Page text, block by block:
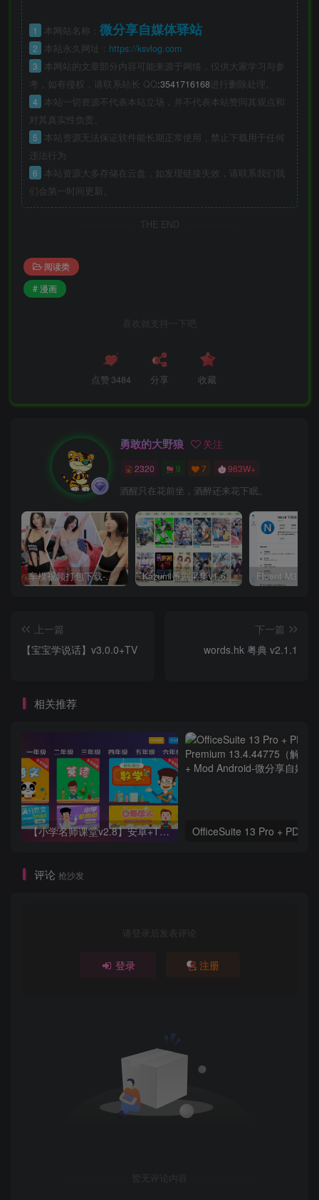
1 本网站名称： 微分享自媒体驿站
2 本站永久网址： https://ksvlog.com
3
本网站的文章部分内容可能来源于网络，仅供大家学习与参
考，如有侵权，请联系站长 QQ:3541716168进行删除处理。
4
本站一切资源不代表本站立场，并不代表本站赞同其观点和
对其真实性负责。
5
本站资源无法保证软件能长期正常使用，禁止下载用于任何
违法行为
6
本站资源大多存储在云盘，如发现链接失效，请联系我们我
们会第一时间更新。
THE END
阅读类
# 漫画
喜欢就支持一下吧
点赞 3484 分享 收藏
勇敢的大野狼 关注
2320 9 7 963W+
酒醒只在花前坐，酒醉还来花下眠。
车模视频打包下载-高清无水印版 Kazumi番剧采集v1.6.9：支持自定义规则+在线观看+弹幕，跨平台下载
上一篇
【宝宝学说话】v3.0.0+TV
下一篇
words.hk 粤典 v2.1.1
相关推荐
【小学名师课堂v2.8】安卓+TV 无需登入
评论 抢沙发
请登录后发表评论
登录 注册
暂无评论内容